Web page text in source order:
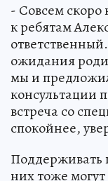
- Совсем скоро
к ребятам
ожидания
мы и
консультации
встреча со
спокойнее,
Поддерживать
них тоже